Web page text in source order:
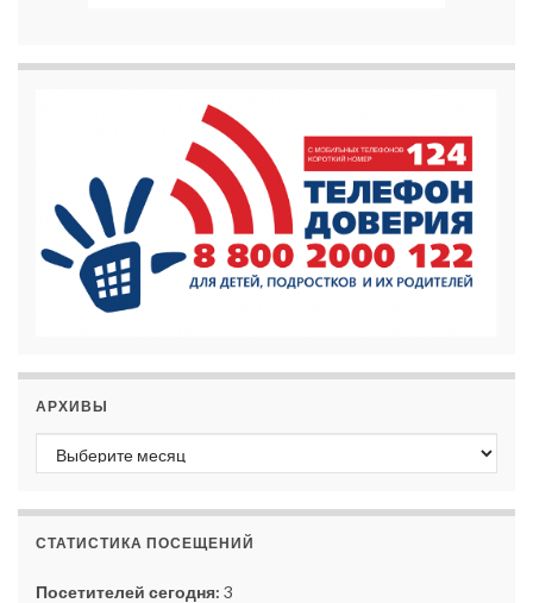
АРХИВЫ
Архивы
СТАТИСТИКА ПОСЕЩЕНИЙ
Посетителей сегодня: 3